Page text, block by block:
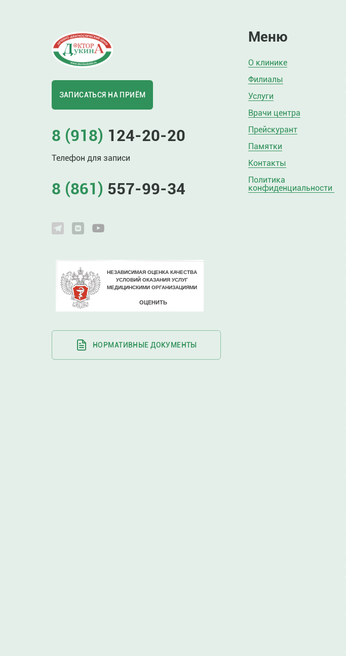
ЗАПИСАТЬСЯ НА ПРИЁМ
8 (918) 124-20-20
Телефон для записи
8 (861) 557-99-34
НОРМАТИВНЫЕ ДОКУМЕНТЫ
Меню
О клинике
Филиалы
Услуги
Врачи центра
Прейскурант
Памятки
Контакты
Политика
конфиденциальности